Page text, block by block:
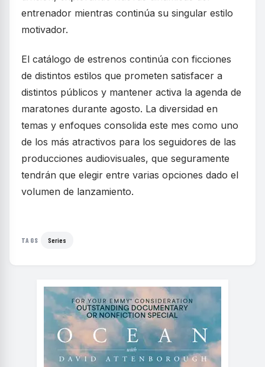
entrenador mientras continúa su singular estilo
motivador.
El catálogo de estrenos continúa con ficciones
de distintos estilos que prometen satisfacer a
distintos públicos y mantener activa la agenda de
maratones durante agosto. La diversidad en
temas y enfoques consolida este mes como uno
de los más atractivos para los seguidores de las
producciones audiovisuales, que seguramente
tendrán que elegir entre varias opciones dado el
volumen de lanzamiento.
TAGS Series